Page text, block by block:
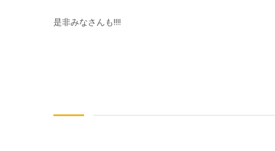
是非みなさんも!!!!